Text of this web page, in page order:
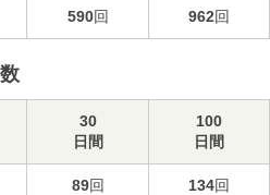
590回 962回
30
日間
100
日間
89回 134回